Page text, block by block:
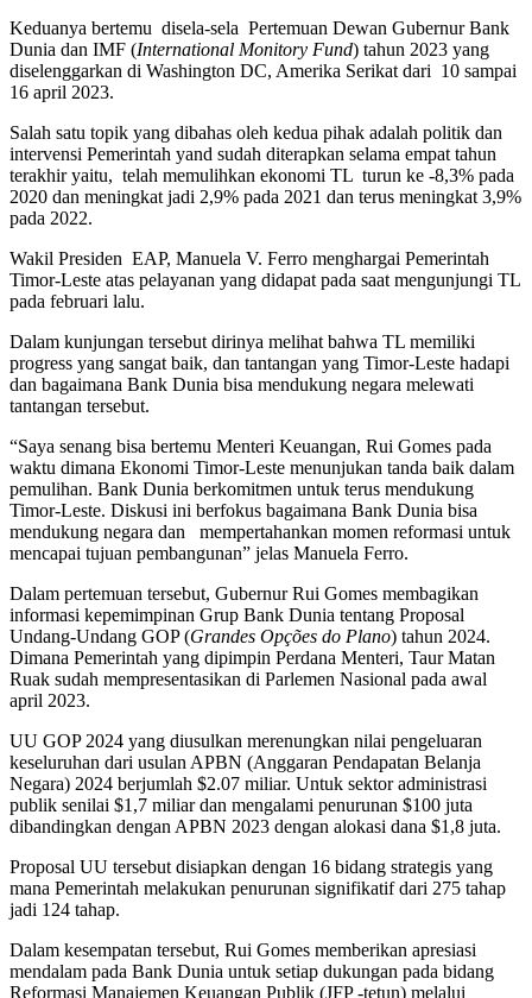
Keduanya bertemu disela-sela Pertemuan Dewan Gubernur Bank
Dunia dan IMF (International Monitory Fund) tahun 2023 yang
diselenggarkan di Washington DC, Amerika Serikat dari 10 sampai
16 april 2023.
Salah satu topik yang dibahas oleh kedua pihak adalah politik dan
intervensi Pemerintah yand sudah diterapkan selama empat tahun
terakhir yaitu, telah memulihkan ekonomi TL turun ke -8,3% pada
2020 dan meningkat jadi 2,9% pada 2021 dan terus meningkat 3,9%
pada 2022.
Wakil Presiden EAP, Manuela V. Ferro menghargai Pemerintah
Timor-Leste atas pelayanan yang didapat pada saat mengunjungi TL
pada februari lalu.
Dalam kunjungan tersebut dirinya melihat bahwa TL memiliki
progress yang sangat baik, dan tantangan yang Timor-Leste hadapi
dan bagaimana Bank Dunia bisa mendukung negara melewati
tantangan tersebut.
“Saya senang bisa bertemu Menteri Keuangan, Rui Gomes pada
waktu dimana Ekonomi Timor-Leste menunjukan tanda baik dalam
pemulihan. Bank Dunia berkomitmen untuk terus mendukung
Timor-Leste. Diskusi ini berfokus bagaimana Bank Dunia bisa
mendukung negara dan mempertahankan momen reformasi untuk
mencapai tujuan pembangunan” jelas Manuela Ferro.
Dalam pertemuan tersebut, Gubernur Rui Gomes membagikan
informasi kepemimpinan Grup Bank Dunia tentang Proposal
Undang-Undang GOP (Grandes Opções do Plano) tahun 2024.
Dimana Pemerintah yang dipimpin Perdana Menteri, Taur Matan
Ruak sudah mempresentasikan di Parlemen Nasional pada awal
april 2023.
UU GOP 2024 yang diusulkan merenungkan nilai pengeluaran
keseluruhan dari usulan APBN (Anggaran Pendapatan Belanja
Negara) 2024 berjumlah $2.07 miliar. Untuk sektor administrasi
publik senilai $1,7 miliar dan mengalami penurunan $100 juta
dibandingkan dengan APBN 2023 dengan alokasi dana $1,8 juta.
Proposal UU tersebut disiapkan dengan 16 bidang strategis yang
mana Pemerintah melakukan penurunan signifikatif dari 275 tahap
jadi 124 tahap.
Dalam kesempatan tersebut, Rui Gomes memberikan apresiasi
mendalam pada Bank Dunia untuk setiap dukungan pada bidang
Reformasi Manajemen Keuangan Publik (JFP -tetun) melalui